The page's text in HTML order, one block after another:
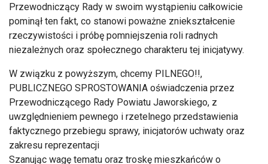
Przewodniczący Rady w swoim wystąpieniu całkowicie
pominął ten fakt, co stanowi poważne zniekształcenie
rzeczywistości i próbę pomniejszenia roli radnych
niezależnych oraz społecznego charakteru tej inicjatywy.
W związku z powyższym, chcemy PILNEGO!!,
PUBLICZNEGO SPROSTOWANIA oświadczenia przez
Przewodniczącego Rady Powiatu Jaworskiego, z
uwzględnieniem pewnego i rzetelnego przedstawienia
faktycznego przebiegu sprawy, inicjatorów uchwaty oraz
zakresu reprezentacji
Szanując wagę tematu oraz troskę mieszkańców o